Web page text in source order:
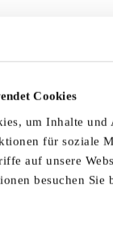
Cookies
um Inhalte und
für soziale
auf unsere
besuchen Sie
2